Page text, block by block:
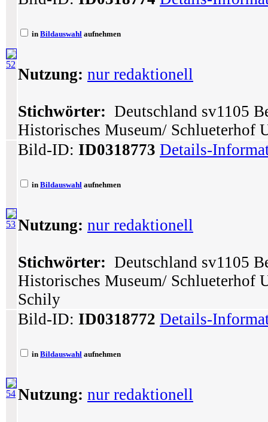
52
in Bildauswahl aufnehmen
Nutzung: nur redaktionell
Stichwörter: Deutschland sv1105
Historisches Museum/ Schlueterhof
53
Bild-ID: ID0318773 Details-
in Bildauswahl aufnehmen
Nutzung: nur redaktionell
Stichwörter: Deutschland sv1105
Historisches Museum/ Schlueterhof
Schily
54
Bild-ID: ID0318772 Details-
in Bildauswahl aufnehmen
Nutzung: nur redaktionell